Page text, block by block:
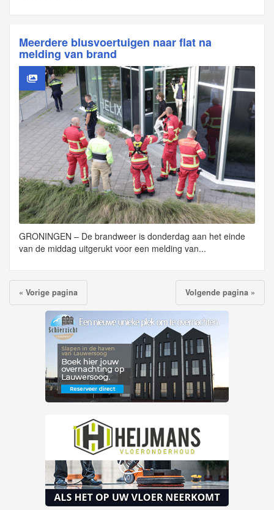
Meerdere blusvoertuigen naar flat na
melding van brand
GRONINGEN – De brandweer is donderdag aan het einde
van de middag uitgerukt voor een melding van...
« Vorige pagina Volgende pagina »